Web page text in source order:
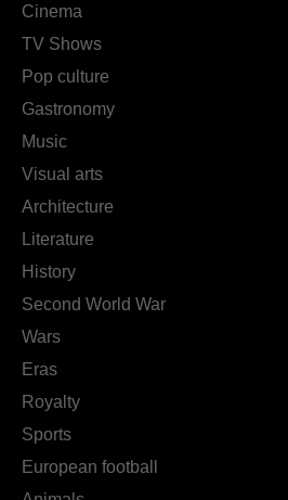
Cinema
TV Shows
Pop culture
Gastronomy
Music
Visual arts
Architecture
Literature
History
Second World War
Wars
Eras
Royalty
Sports
European football